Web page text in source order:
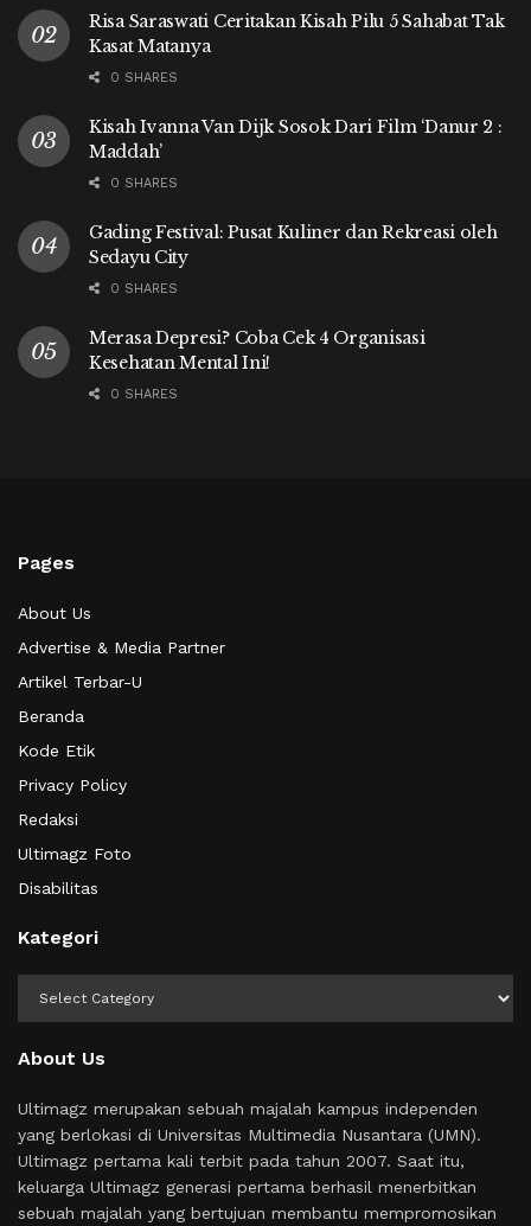
Risa Saraswati Ceritakan Kisah Pilu 5 Sahabat Tak
Kasat Matanya
0 SHARES
Kisah Ivanna Van Dijk Sosok Dari Film ‘Danur 2 :
Maddah’
0 SHARES
Gading Festival: Pusat Kuliner dan Rekreasi oleh
Sedayu City
0 SHARES
Merasa Depresi? Coba Cek 4 Organisasi
Kesehatan Mental Ini!
0 SHARES
Pages
About Us
Advertise & Media Partner
Artikel Terbar-U
Beranda
Kode Etik
Privacy Policy
Redaksi
Ultimagz Foto
Disabilitas
Kategori
About Us
Ultimagz merupakan sebuah majalah kampus independen
yang berlokasi di Universitas Multimedia Nusantara (UMN).
Ultimagz pertama kali terbit pada tahun 2007. Saat itu,
keluarga Ultimagz generasi pertama berhasil menerbitkan
sebuah majalah yang bertujuan membantu mempromosikan